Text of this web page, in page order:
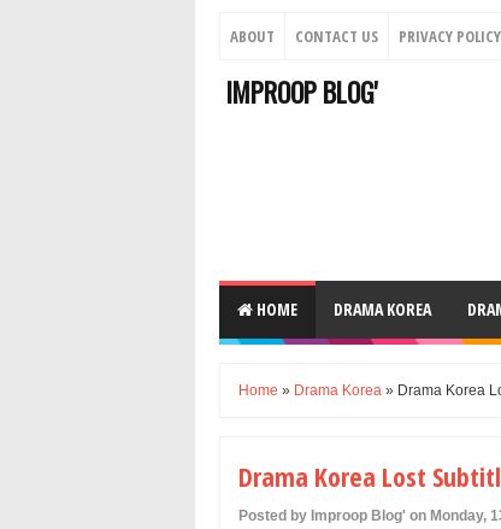
ABOUT CONTACT US PRIVACY POLICY
IMPROOP BLOG'
HOME DRAMA KOREA
Home » Drama Korea » Drama Korea
Drama Korea Lost
Posted by Improop Blog' on Monday,